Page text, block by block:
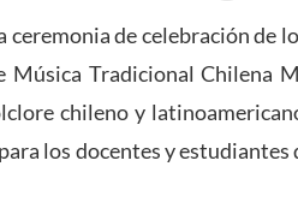
de celebración de
Música Tradicional Chilena
chileno y
los docentes y